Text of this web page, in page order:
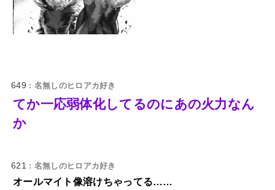
649 : 名無しのヒロアカ好き
てか一応弱体化してるのにあの火力なん
か
621 : 名無しのヒロアカ好き
オールマイト像溶けちゃってる……